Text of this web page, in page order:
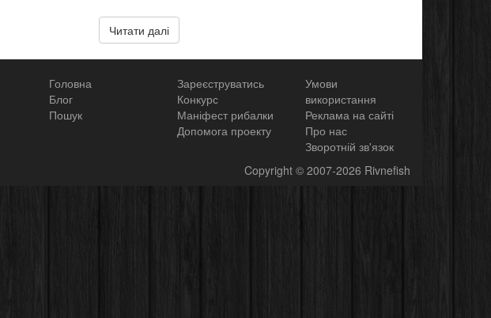
Читати далі
Головна
Блог
Пошук
Зареєструватись
Конкурс
Маніфест рибалки
Допомога проекту
Умови
використання
Реклама на сайті
Про нас
Зворотній зв'язок
Copyright © 2007-2026 Rivnefish